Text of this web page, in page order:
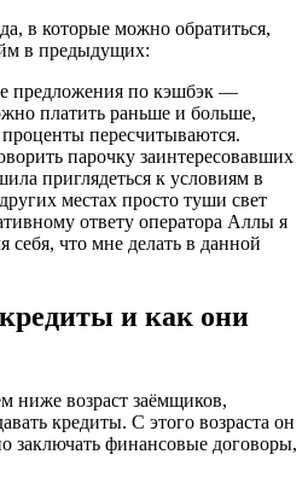
предложения по кэшбэк —
платить раньше и больше,
пересчитываются.
парочку заинтересовавших
приглядеться к условиям в
местах просто туши свет
ответу оператора Аллы я
что мне делать в данной
и как они
ниже возраст заёмщиков,
кредиты. С этого возраста он
заключать финансовые договоры,